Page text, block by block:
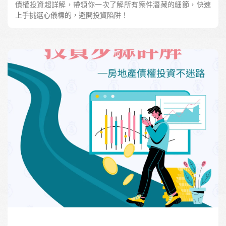
債權投資超詳解，帶領你一次了解所有案件潛藏的細節，快速
上手挑選心儀標的，避開投資陷阱！